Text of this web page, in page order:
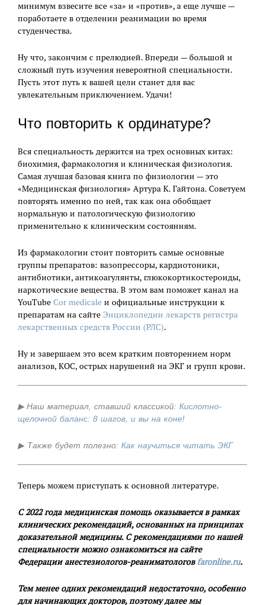
минимум взвесите все «за» и «против», а еще лучше —
поработаете в отделении реанимации во время
студенчества.
Ну что, закончим с прелюдией. Впереди — большой и
сложный путь изучения невероятной специальности.
Пусть этот путь к вашей цели станет для вас
увлекательным приключением. Удачи!
Что повторить к ординатуре?
Вся специальность держится на трех основных китах:
биохимия, фармакология и клиническая физиология.
Самая лучшая базовая книга по физиологии — это
«Медицинская физиология» Артура К. Гайтона. Советуем
повторять именно по ней, так как она обобщает
нормальную и патологическую физиологию
применительно к клиническим состояниям.
Из фармакологии стоит повторить самые основные
группы препаратов: вазопрессоры, кардиотоники,
антибиотики, антикоагулянты, глюкокортикостероиды,
наркотические вещества. В этом вам поможет канал на
YouTube Cor medicale и официальные инструкции к
препаратам на сайте Энциклопедии лекарств регистра
лекарственных средств России (РЛС).
Ну и завершаем это всем кратким повторением норм
анализов, КОС, острых нарушений на ЭКГ и групп крови.
▶ Наш материал, ставший классикой: Кислотно-
щелочной баланс: 8 шагов, и вы на коне!
▶ Также будет полезно: Как научиться читать ЭКГ
Теперь можем приступать к основной литературе.
С 2022 года медицинская помощь оказывается в рамках
клинических рекомендаций, основанных на принципах
доказательной медицины. С рекомендациями по нашей
специальности можно ознакомиться на сайте
Федерации анестезиологов-реаниматологовfaronline.ru.
Тем менее одних рекомендаций недостаточно, особенно
для начинающих докторов, поэтому далее мы